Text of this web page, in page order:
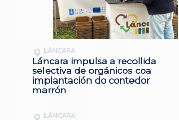
LÁNCARA
Láncara impulsa a recollida
selectiva de orgánicos coa
implantación do contedor
marrón
LÁNCARA